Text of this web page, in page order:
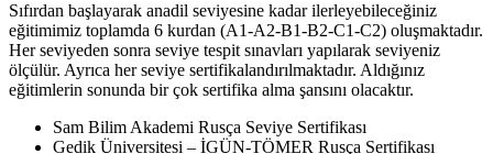
Sıfırdan başlayarak anadil seviyesine kadar ilerleyebileceğiniz
eğitimimiz toplamda 6 kurdan (A1-A2-B1-B2-C1-C2) oluşmaktadır.
Her seviyeden sonra seviye tespit sınavları yapılarak seviyeniz
ölçülür. Ayrıca her seviye sertifikalandırılmaktadır. Aldığınız
eğitimlerin sonunda bir çok sertifika alma şansını olacaktır.
Sam Bilim Akademi Rusça Seviye Sertifikası
Gedik Üniversitesi – İGÜN-TÖMER Rusça Sertifikası